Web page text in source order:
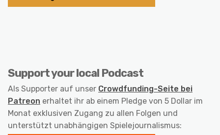
Support your local Podcast
Als Supporter auf unser Crowdfunding-Seite bei
Patreon erhaltet ihr ab einem Pledge von 5 Dollar im
Monat exklusiven Zugang zu allen Folgen und
unterstützt unabhängigen Spielejournalismus: